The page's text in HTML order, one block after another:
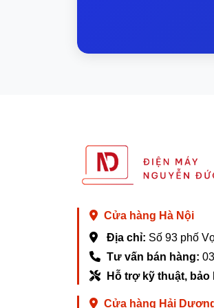
Cửa hàng Hà Nội
Địa chỉ: Số 93 phố
Tư vấn bán hàng:
Hỗ trợ kỹ thuật, bảo
Cửa hàng Hải